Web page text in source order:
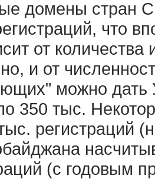
домены стран
что
от количества
и от
можно дать
350 тыс.
регистраций
(с годовым